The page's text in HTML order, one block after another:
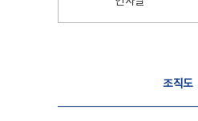
조직도